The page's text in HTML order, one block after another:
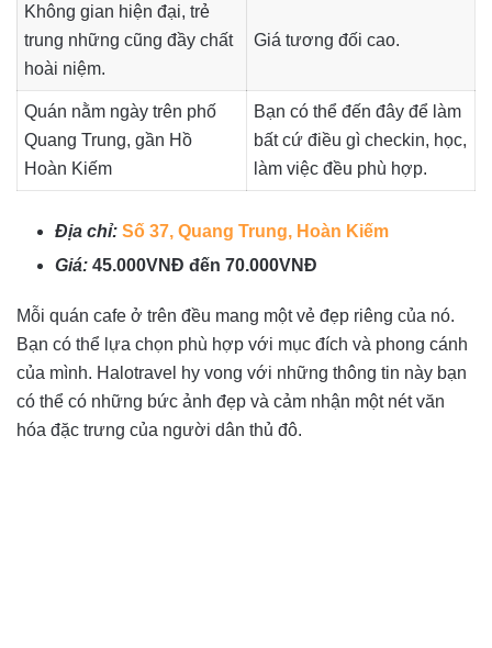
Không gian hiện đại, trẻ
trung những cũng đầy chất
hoài niệm.
Giá tương đối cao.
Quán nằm ngày trên phố
Quang Trung, gần Hồ
Hoàn Kiếm
Bạn có thể đến đây để làm
bất cứ điều gì checkin, học,
làm việc đều phù hợp.
Địa chỉ: Số 37, Quang Trung, Hoàn Kiếm
Giá: 45.000VNĐ đến 70.000VNĐ
Mỗi quán cafe ở trên đều mang một vẻ đẹp riêng của nó.
Bạn có thể lựa chọn phù hợp với mục đích và phong cánh
của mình. Halotravel hy vong với những thông tin này bạn
có thể có những bức ảnh đẹp và cảm nhận một nét văn
hóa đặc trưng của người dân thủ đô.